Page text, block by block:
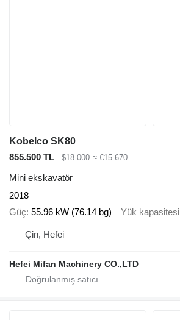
Kobelco SK80
855.500 TL
$18.000 ≈ €15.670
Mini ekskavatör
2018
Güç 55.96 kW (76.14 bg) Yük kapasitesi
Çin, Hefei
Hefei Mifan Machinery CO.,LTD